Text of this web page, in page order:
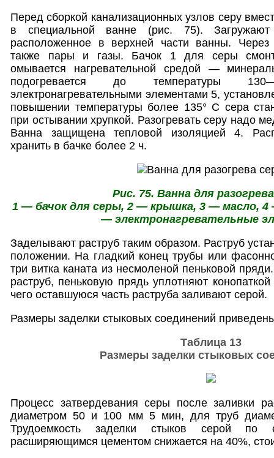
Перед сборкой канализационных узлов серу
в специальной ванне (рис. 75). Загружают
расположенное в верхней части ванны. Через
также пары и газы. Бачок 1 для серы
омывается нагревательной средой —
подогревается до температуры
электронагревательными элементами 5,
повышении температуры более 135° С сера
при остывании хрупкой. Разогревать серу надо
Ванна защищена тепловой изоляцией 4.
хранить в бачке более 2 ч.
Рис. 75. Ванна для
1 — бачок для серы, 2 — крышка, 3 — масло, 4
— электронагревательные
Заделывают раструб таким образом. Раструб
положении. На гладкий конец трубы или
три витка каната из несмоленой пеньковой
раструб, пеньковую прядь уплотняют
чего оставшуюся часть раструба заливают серой.
Размеры заделки стыковых соединений
Таблица 13
Размеры заделки стыковых
Процесс затвердевания серы после заливки
диаметром 50 и 100 мм 5 мин, для труб
Трудоемкость заделки стыков серой по
расширяющимся цементом снижается на 40%,